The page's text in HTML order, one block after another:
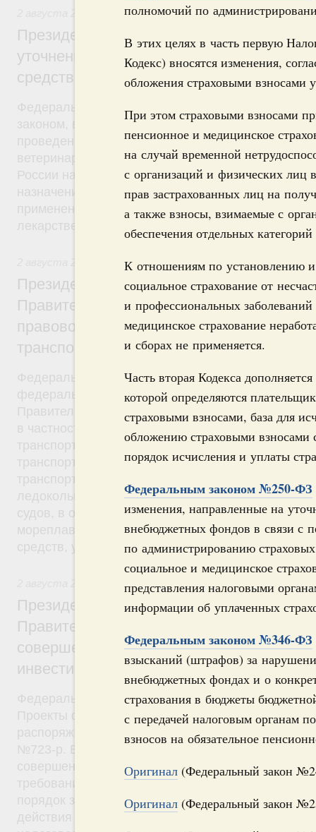
полномочий по
В этих целях в часть первую
Кодекс) вносятся изменения,
обложения страховыми взносами
При этом страховыми взносами
пенсионное и медицинское
на случай временной
с организаций и физических лиц
прав застрахованных лиц на
а также взносы, взимаемые с
обеспечения отдельных
К отношениям по установлению и
социальное страхование от
и профессиональных
медицинское страхование
и сборах не применяется.
Часть вторая Кодекса
которой определяются
страховыми взносами, база для
обложению страховыми
порядок исчисления и уплаты
Федеральным законом №250-ФЗ
изменения, направленные на
внебюджетных фондов в связи с
по администрированию
социальное и медицинское
представления налоговыми
информации об уплаченных
Федеральным законом №346-ФЗ
взысканий (штрафов) за
внебюджетных фондах и о
страхования в бюджеты
с передачей налоговым органам
взносов на обязательное
Оригинал (Федеральный закон
Оригинал (Федеральный закон
Оборот лекарств, медицинских изделий и
Президент России подписал
уточнении норм, касающихся
средств для ветеринарного применения
Федеральный закон от 2 августа 2019 года
законом, в частности, Россельхознадзор
проведение контрольной закупки
ветеринарного применения, находящихся в
России наделяется полномочиями по
назначения лекарственных препаратов для
применения, утверждению формы рецептурных
лекарственные препараты, порядка их учета и
Антитеррористическая безопасность
Президент России подписал
Правительством Федеральный закон об
правовом регулировании вопросов
транспортной безопасности
Федеральный закон от 2 августа 2019 года
федерального закона был внесён в Госдуму
Правительства от 21 марта 2015 года №469-р.
в частности, устанавливается, что в число
транспортной безопасности входит
транспортной инфраструктуры, а также оценка
ледокольного флота, используемых для
судов, в отношении которых применяются
мореплавания и требования в области охраны
средств, установленные международными
Президент России подписал
Правительством федеральные законы о
совершенствовании механизма
инвестиционных контрактов
Федеральные законы от 2 августа 2019 года
Проекты федеральных законов были внесены в
распоряжениями Правительства от 13 апреля
совершенствования механизма заключения
требования к контракту и его сторонам, предмет
порядок заключения, изменения, расторжения и